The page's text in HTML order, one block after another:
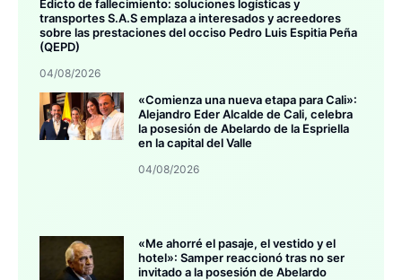
Edicto de fallecimiento: soluciones logísticas y
transportes S.A.S emplaza a interesados y acreedores
sobre las prestaciones del occiso Pedro Luis Espitia Peña
(QEPD)
04/08/2026
«Comienza una nueva etapa para Cali»:
Alejandro Eder Alcalde de Cali, celebra
la posesión de Abelardo de la Espriella
en la capital del Valle
04/08/2026
«Me ahorré el pasaje, el vestido y el
hotel»: Samper reaccionó tras no ser
invitado a la posesión de Abelardo